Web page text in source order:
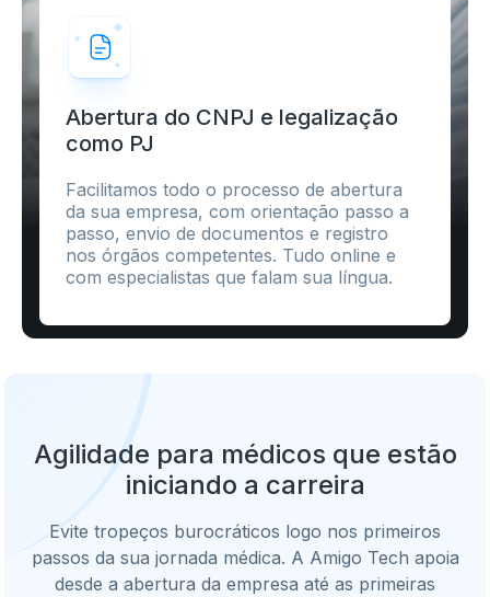
Abertura do CNPJ e legalização
como PJ
Facilitamos todo o processo de abertura
da sua empresa, com orientação passo a
passo, envio de documentos e registro
nos órgãos competentes. Tudo online e
com especialistas que falam sua língua.
Agilidade para médicos que estão
iniciando a carreira
Evite tropeços burocráticos logo nos primeiros
passos da sua jornada médica. A Amigo Tech apoia
desde a abertura da empresa até as primeiras